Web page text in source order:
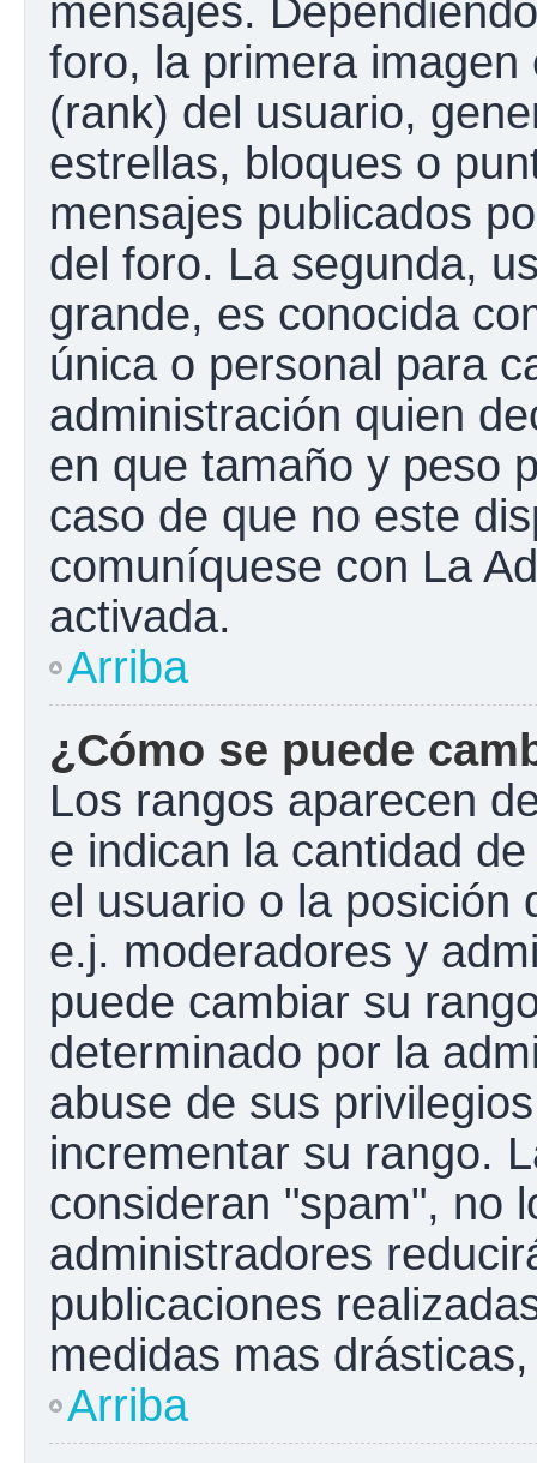
mensajes.
foro, la primera
(rank) del usuario,
estrellas, bloques o
mensajes publicados
del foro. La segunda,
grande, es conocida
única o personal para
administración quien
en que tamaño y peso
caso de que no este
comuníquese con La
activada.
Arriba
¿Cómo se puede
Los rangos aparecen
e indican la cantidad
el usuario o la posición
e.j. moderadores y
puede cambiar su
determinado por la
abuse de sus
incrementar su rango.
consideran "spam", no
administradores
publicaciones
medidas mas
Arriba